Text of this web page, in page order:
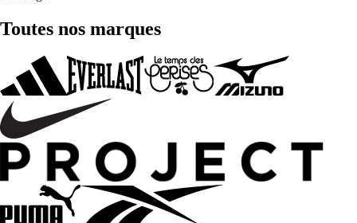
Toutes nos marques